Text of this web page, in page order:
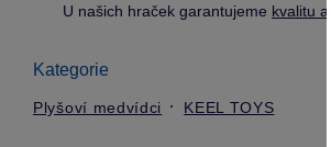
U našich hraček garantujeme kvalitu
Kategorie
Plyšoví medvídci KEEL TOYS